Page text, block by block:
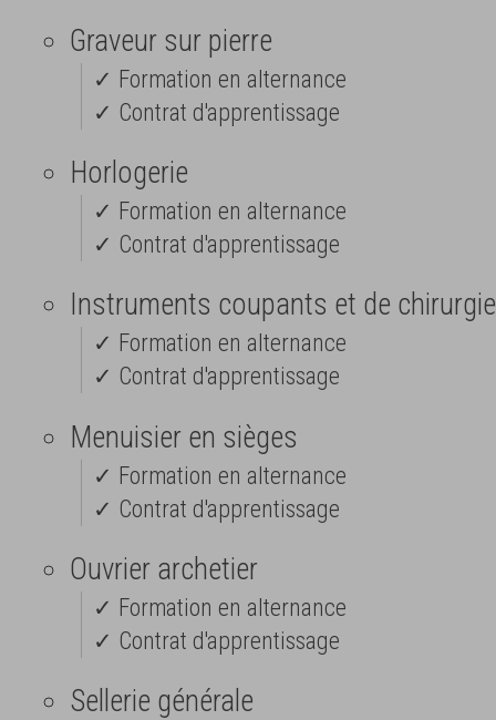
Graveur sur pierre
✓ Formation en alternance
✓ Contrat d'apprentissage
Horlogerie
✓ Formation en alternance
✓ Contrat d'apprentissage
Instruments coupants et de chirurgie
✓ Formation en alternance
✓ Contrat d'apprentissage
Menuisier en sièges
✓ Formation en alternance
✓ Contrat d'apprentissage
Ouvrier archetier
✓ Formation en alternance
✓ Contrat d'apprentissage
Sellerie générale